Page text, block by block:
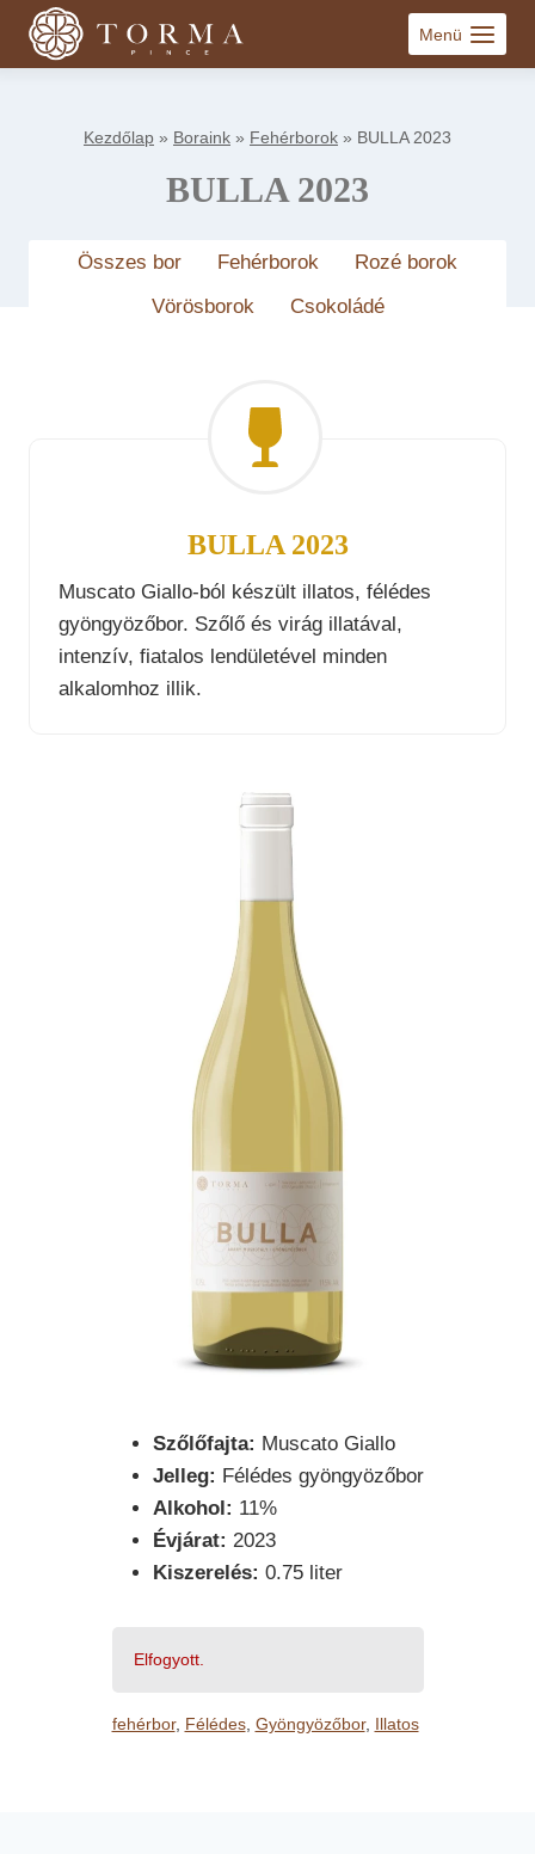
Skip
Menü
Kezdőlap » Boraink » Fehérborok » BULLA 2023
BULLA 2023
Összes bor Fehérborok
Rozé borok
Vörösborok
Csokoládé
BULLA 2023
Muscato Giallo-ból készült illatos, félédes
gyöngyözőbor. Szőlő és virág illatával,
intenzív, fiatalos lendületével minden
alkalomhoz illik.
Szőlőfajta: Muscato Giallo
Jelleg: Félédes gyöngyözőbor
Alkohol: 11%
Évjárat: 2023
Kiszerelés: 0.75 liter
Elfogyott.
fehérbor, Félédes, Gyöngyözőbor, Illatos